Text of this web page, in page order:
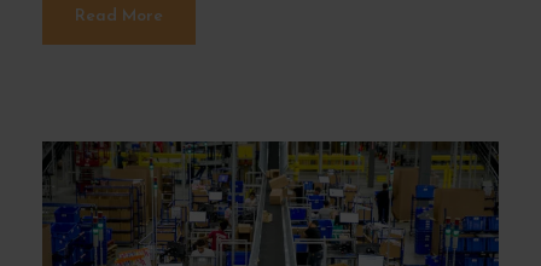
Read More